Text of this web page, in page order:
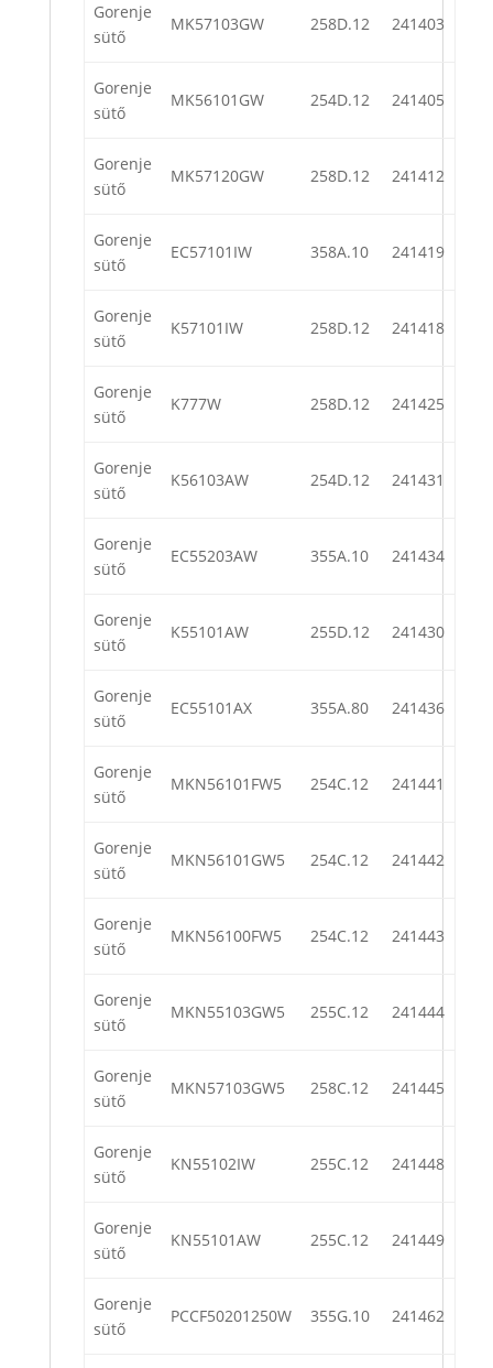
Gorenje
sütő
MK57103GW 258D.12 241403
Gorenje
sütő
MK56101GW 254D.12 241405
Gorenje
sütő
MK57120GW 258D.12 241412
Gorenje
sütő
EC57101IW 358A.10 241419
Gorenje
sütő
K57101IW 258D.12 241418
Gorenje
sütő
K777W 258D.12 241425
Gorenje
sütő
K56103AW 254D.12 241431
Gorenje
sütő
EC55203AW 355A.10 241434
Gorenje
sütő
K55101AW 255D.12 241430
Gorenje
sütő
EC55101AX 355A.80 241436
Gorenje
sütő
MKN56101FW5 254C.12 241441
Gorenje
sütő
MKN56101GW5 254C.12 241442
Gorenje
sütő
MKN56100FW5 254C.12 241443
Gorenje
sütő
MKN55103GW5 255C.12 241444
Gorenje
sütő
MKN57103GW5 258C.12 241445
Gorenje
sütő
KN55102IW 255C.12 241448
Gorenje
sütő
KN55101AW 255C.12 241449
Gorenje
sütő
PCCF50201250W 355G.10 241462